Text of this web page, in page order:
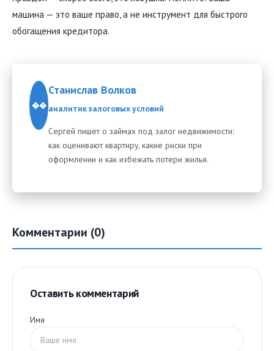
машина — это ваше право, а не инструмент для быстрого
обогащения кредитора.
��
Станислав Волков
аналитик залоговых условий
Сергей пишет о займах под залог недвижимости:
как оценивают квартиру, какие риски при
оформлении и как избежать потери жилья.
Комментарии (0)
Оставить комментарий
Имя